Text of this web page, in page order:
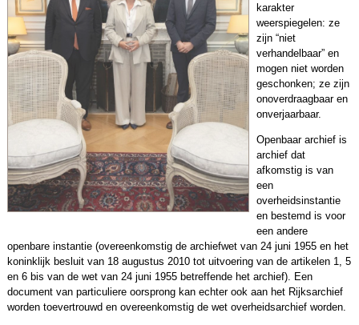
karakter
weerspiegelen: ze
zijn “niet
verhandelbaar” en
mogen niet worden
geschonken; ze zijn
onoverdraagbaar en
onverjaarbaar.
Openbaar archief is
archief dat
afkomstig is van
een
overheidsinstantie
en bestemd is voor
een andere
openbare instantie (overeenkomstig de archiefwet van 24 juni 1955 en het
koninklijk besluit van 18 augustus 2010 tot uitvoering van de artikelen 1, 5
en 6 bis van de wet van 24 juni 1955 betreffende het archief). Een
document van particuliere oorsprong kan echter ook aan het Rijksarchief
worden toevertrouwd en overeenkomstig de wet overheidsarchief worden.